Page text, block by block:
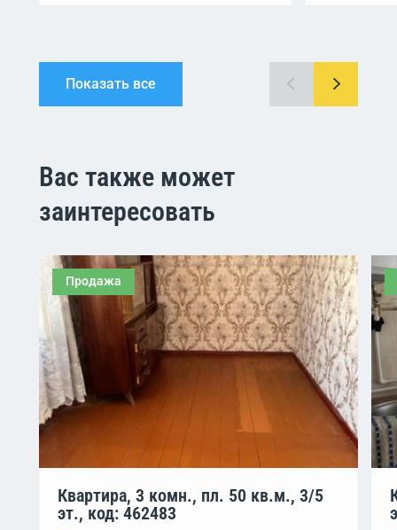
Показать все
Вас также может
заинтересовать
Продажа
Квартира, 3 комн., пл. 50 кв.м., 3/5
эт., код: 462483